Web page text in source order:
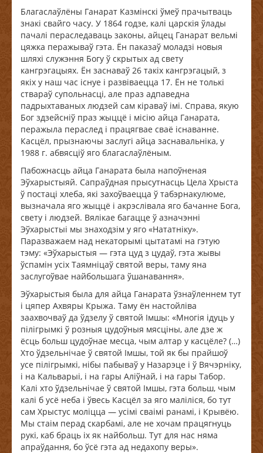
Благаслаўлёны Ганарат Казмінскі ўмеў прачытваць
знакі свайго часу. У 1864 годзе, калі царскія ўлады
пачалі пераследаваць законы, айцец Ганарат вельмі
цяжка перажываў гэта. Ён паказаў моладзі новыя
шляхі служэння Богу ў скрытых ад свету
кангрэгацыях. Ён заснаваў 26 такіх кангрэгацый, з
якіх у наш час існуе і развіваецца 17. Ён не толькі
ствараў супольнасці, але праз адпаведна
падрыхтаваных людзей сам кіраваў імі. Справа, якую
Бог здзейсніў праз жыццё і місію айца Ганарата,
перажыла пераслед і працягвае сваё існаванне.
Касцёл, прызнаючы заслугі айца заснавальніка, у
1988 г. абвясціў яго благаслаўлёным.
Пабожнасць айца Ганарата была напоўненая
Эўхарыстыяй. Сапраўдная прысутнасць Цела Хрыста
ў постаці хлеба, які захоўваецца ў табэрнакулюме,
вызначала яго жыццё і акрэслівала яго бачанне Бога,
свету і людзей. Вялікае багацце ў азначэнні
Эўхарыстыі мы знаходзім у яго «Нататніку».
Паразважаем над некаторымі цытатамі на гэтую
тэму: «Эўхарыстыя — гэта цуд з цудаў, гэта жывы
ўспамін усіх Таямніцаў святой веры, таму яна
заслугоўвае найбольшага ўшанавання».
Эўхарыстыя была для айца Ганарата ўзнаўленнем тут
і цяпер Ахвяры Крыжа. Таму ён настойліва
заахвочваў да ўдзелу ў святой Імшы: «Многія ідуць у
пілігрымкі ў розныя цудоўныя мясціны, але дзе ж
ёсць больш цудоўнае месца, чым алтар у касцёле? (…)
Хто ўдзельнічае ў святой Імшы, той як бы прайшоў
усе пілігрымкі, нібы пабываў у Назарэце і ў Вячэрніку,
і на Кальварыі, і на гары Аліўнай, і на гары Табор.
Калі хто ўдзельнічае ў святой Імшы, гэта больш, чым
калі б усё неба і ўвесь Касцёл за яго маліліся, бо тут
сам Хрыстус моліцца — усімі сваімі ранамі, і Крывёю.
Мы стаім перад скарбамі, але не хочам працягнуць
рукі, каб браць іх як найбольш. Тут для нас няма
апраўдання, бо ўсё гэта ад недахопу веры».